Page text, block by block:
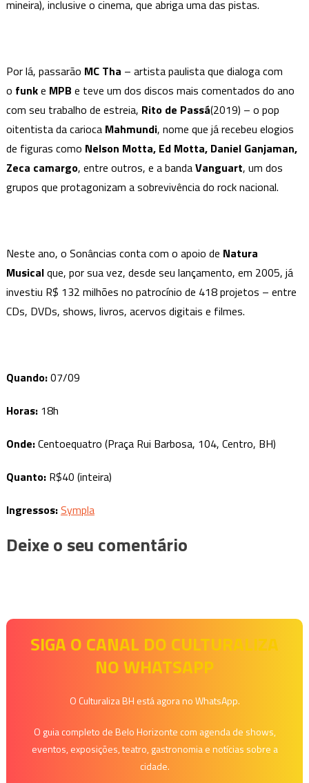
música
em
mineira), inclusive o cinema, que abriga uma das pistas.
Por lá, passarão MC Tha – artista paulista que dialoga com
o funke MPB e teve um dos discos mais comentados do ano
com seu trabalho de estreia, Rito de Passá(2019) – o pop
oitentista da carioca Mahmundi, nome que já recebeu elogios
de figuras como Nelson Motta, Ed Motta, Daniel Ganjaman,
Zeca camargo, entre outros, e a bandaVanguart, um dos
grupos que protagonizam a sobrevivência do rock nacional.
Neste ano, o Sonâncias conta com o apoio de Natura
Musicalque, por sua vez, desde seu lançamento, em 2005, já
investiu R$ 132 milhões no patrocínio de 418 projetos – entre
CDs, DVDs, shows, livros, acervos digitais e filmes.
Quando:07/09
Horas:18h
Onde:Centoequatro (Praça Rui Barbosa, 104, Centro, BH)
Quanto:R$40 (inteira)
Ingressos:Sympla
Deixe o seu comentário
SIGA O CANAL DO CULTURALIZA
NO WHATSAPP
O Culturaliza BH está agora no WhatsApp.
O guia completo de Belo Horizonte com agenda de shows,
eventos, exposições, teatro, gastronomia e notícias sobre a
cidade.